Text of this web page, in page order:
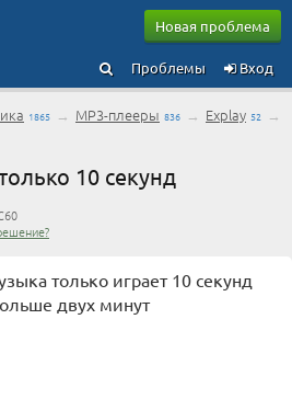
Новая проблема
Вход
Проблемы
1865 → MP3-плееры 836 → Explay 52 →
10 секунд
только играет 10 секунд
двух минут